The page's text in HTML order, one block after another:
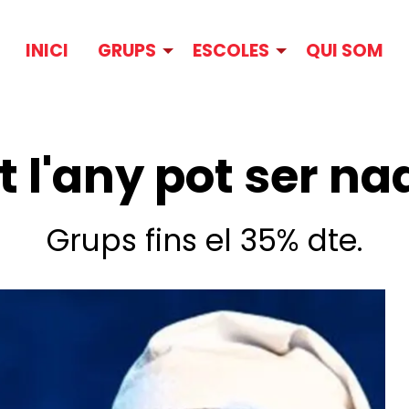
INICI GRUPS ESCOLES QUI SOM
l'any pot ser
Grups fins el 35% dte.